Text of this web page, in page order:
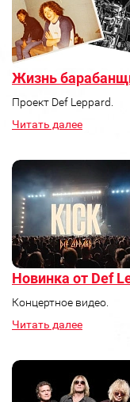
Жизнь
Проект Def Leppard.
Читать далее
Новинка от Def
Концертное видео.
Читать далее